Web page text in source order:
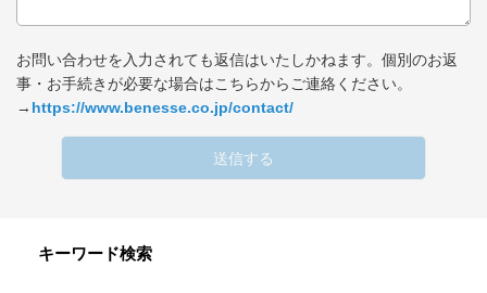
お問い合わせを入力されても返信はいたしかねます。個別のお返
事・お手続きが必要な場合はこちらからご連絡ください。
→ https://www.benesse.co.jp/contact/
送信する
キーワード検索